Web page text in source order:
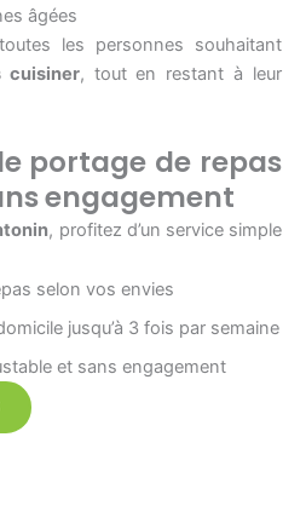
âgées
les personnes souhaitant
cuisiner, tout en restant à leur
portage de repas
engagement
, profitez d’un service simple
selon vos envies
jusqu’à 3 fois par semaine
et sans engagement